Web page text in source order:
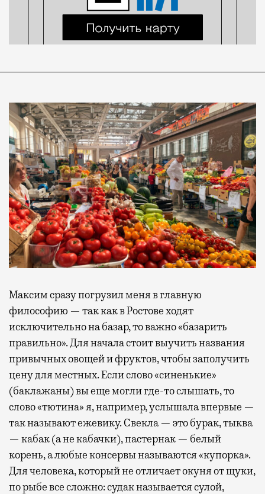
Максим сразу погрузил меня в главную
философию — так как в Ростове ходят
исключительно на базар, то важно «базарить
правильно». Для начала стоит выучить названия
привычных овощей и фруктов, чтобы заполучить
цену для местных. Если слово «синенькие»
(баклажаны) вы еще могли где-то слышать, то
слово «тютина» я, например, услышала впервые —
так называют ежевику. Свекла — это бурак, тыква
— кабак (а не кабачки), пастернак — белый
корень, а любые консервы называются «купорка».
Для человека, который не отличает окуня от щуки,
по рыбе все сложно: судак называется сулой,